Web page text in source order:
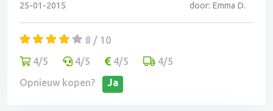
25-01-2015
door: Emma D.
8 / 10
4/5
4/5 4/5
4/5
Opnieuw kopen?
Ja